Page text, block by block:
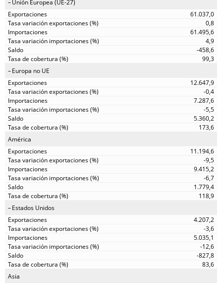
Unión Europea (UE-27)
61.037,0
0,8
61.495,6
4,9
-458,6
99,3
Europa no UE
12.647,9
-0,4
7.287,6
-5,5
5.360,2
173,6
América
11.194,6
-9,5
9.415,2
-6,7
1.779,4
118,9
Estados Unidos
4.207,2
-3,6
5.035,1
-12,6
-827,8
83,6
Asia